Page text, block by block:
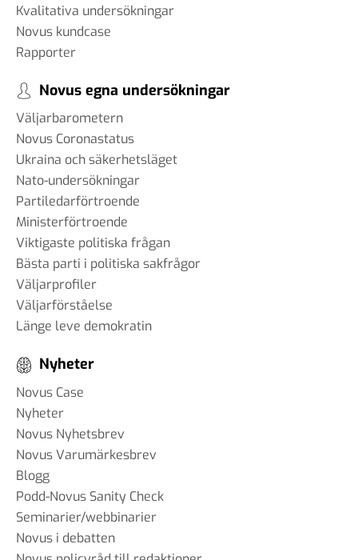
Kvalitativa undersökningar
Novus kundcase
Rapporter
Novus egna undersökningar
Väljarbarometern
Novus Coronastatus
Ukraina och säkerhetsläget
Nato-undersökningar
Partiledarförtroende
Ministerförtroende
Viktigaste politiska frågan
Bästa parti i politiska sakfrågor
Väljarprofiler
Väljarförståelse
Länge leve demokratin
Nyheter
Novus Case
Nyheter
Novus Nyhetsbrev
Novus Varumärkesbrev
Blogg
Podd-Novus Sanity Check
Seminarier/webbinarier
Novus i debatten